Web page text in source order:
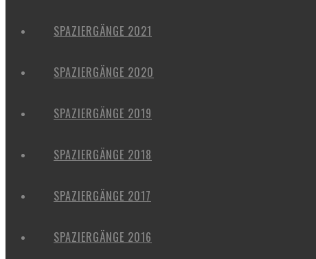
SPAZIERGÄNGE 2021
SPAZIERGÄNGE 2020
SPAZIERGÄNGE 2019
SPAZIERGÄNGE 2018
SPAZIERGÄNGE 2017
SPAZIERGÄNGE 2016